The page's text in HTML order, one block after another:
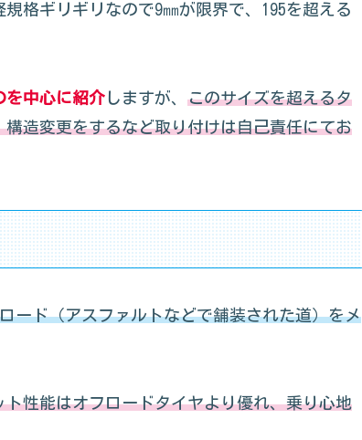
格ギリギリなので9㎜が限界で、195を超える
を中心に紹介しますが、 このサイズを超えるタ
造変更をするなど取り付けは自己責任にてお
ード（アスファルトなどで舗装された道）をメ
性能はオフロードタイヤより優れ、乗り心地